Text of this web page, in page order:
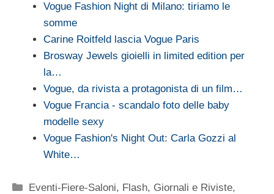
Vogue Fashion Night di Milano: tiriamo le
somme
Carine Roitfeld lascia Vogue Paris
Brosway Jewels gioielli in limited edition per
la…
Vogue, da rivista a protagonista di un film…
Vogue Francia - scandalo foto delle baby
modelle sexy
Vogue Fashion's Night Out: Carla Gozzi al
White…
Categorie
Eventi-Fiere-Saloni, Flash, Giornali e Riviste,